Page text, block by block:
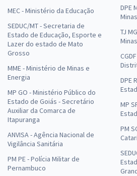
MEC - Ministério da Educação
SEDUC/MT - Secretaria de
Estado de Educação, Esporte e
Lazer do estado de Mato
Grosso
MME - Ministério de Minas e
Energia
MP GO - Ministério Público do
Estado de Goiás - Secretário
Auxiliar da Comarca de
Itapuranga
ANVISA - Agência Nacional de
Vigilância Sanitária
PM PE - Polícia Militar de
Pernambuco
DPE
TJ
DPE
MP
PM